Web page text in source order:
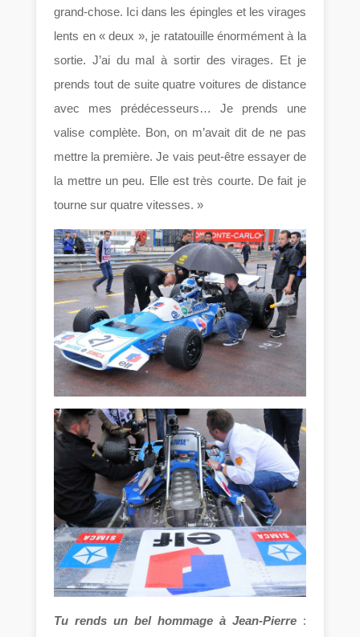
grand-chose. Ici dans les épingles et les virages
lents en « deux », je ratatouille énormément à la
sortie. J’ai du mal à sortir des virages. Et je
prends tout de suite quatre voitures de distance
avec mes prédécesseurs… Je prends une
valise complète. Bon, on m’avait dit de ne pas
mettre la première. Je vais peut-être essayer de
la mettre un peu. Elle est très courte. De fait je
tourne sur quatre vitesses. »
Tu rends un bel hommage à Jean-Pierre: